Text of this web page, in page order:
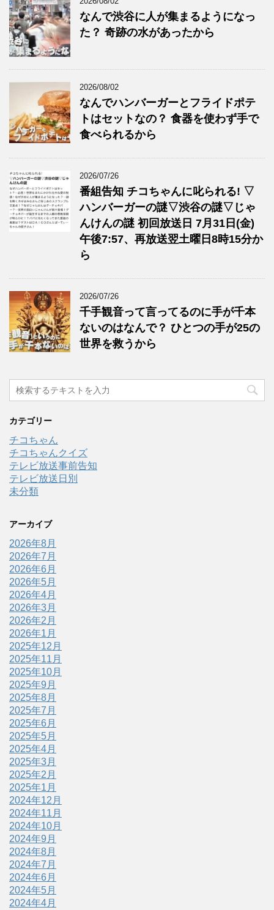
なんで渋谷に人が集まるようになっ
た？ 奇跡の水があったから
2026/08/02
なんでハンバーガーとフライドポテ
トはセットなの？ 食器を使わず手で
食べられるから
2026/07/26
番組告知 チコちゃんに叱られる! ▽
ハンバーガーの謎▽渋谷の謎▽じゃ
んけんの謎 初回放送日 7月31日(金)
午後7:57、再放送翌土曜日8時15分か
ら
2026/07/26
千手観音って言ってるのに手が千本
ないのはなんで？ ひとつの手が25の
世界を救うから
カテゴリー
チコちゃん
チコちゃんクイズ
テレビ放送事前告知
テレビ放送日別
未分類
アーカイブ
2026年8月
2026年7月
2026年6月
2026年5月
2026年4月
2026年3月
2026年2月
2026年1月
2025年12月
2025年11月
2025年10月
2025年9月
2025年8月
2025年7月
2025年6月
2025年5月
2025年4月
2025年3月
2025年2月
2025年1月
2024年12月
2024年11月
2024年10月
2024年9月
2024年8月
2024年7月
2024年6月
2024年5月
2024年4月